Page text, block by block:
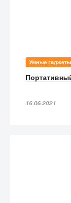
Умные гаджеты
16.06.2021